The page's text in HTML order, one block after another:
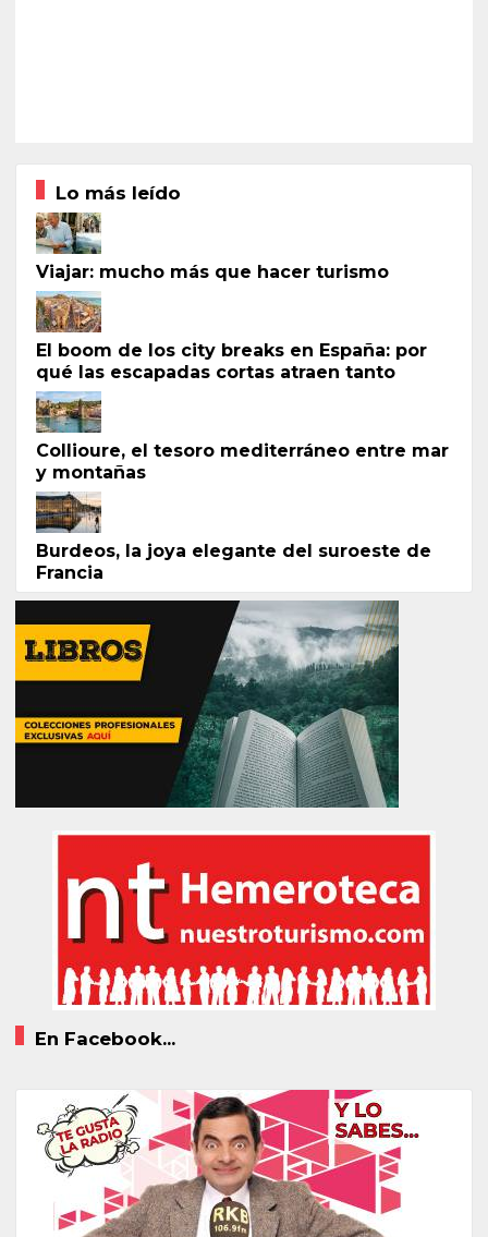
Lo más leído
Viajar: mucho más que hacer turismo
El boom de los city breaks en España: por
qué las escapadas cortas atraen tanto
Collioure, el tesoro mediterráneo entre mar
y montañas
Burdeos, la joya elegante del suroeste de
Francia
En Facebook...